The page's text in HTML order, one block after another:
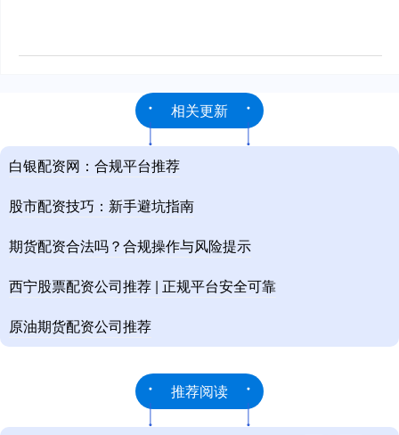
相关更新
白银配资网：合规平台推荐
股市配资技巧：新手避坑指南
期货配资合法吗？合规操作与风险提示
西宁股票配资公司推荐 | 正规平台安全可靠
原油期货配资公司推荐
推荐阅读